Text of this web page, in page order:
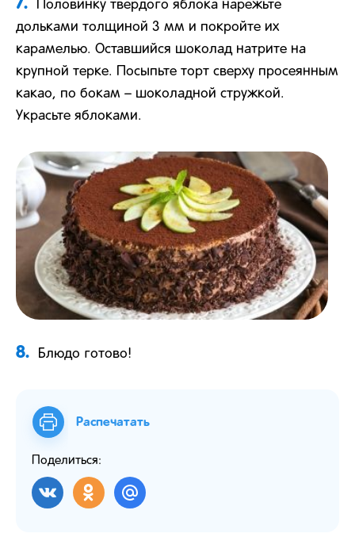
Половинку твердого яблока нарежьте
дольками толщиной 3 мм и покройте их
карамелью. Оставшийся шоколад натрите на
крупной терке. Посыпьте торт сверху просеянным
какао, по бокам – шоколадной стружкой.
Украсьте яблоками.
8. Блюдо готово!
Распечатать
Поделиться: